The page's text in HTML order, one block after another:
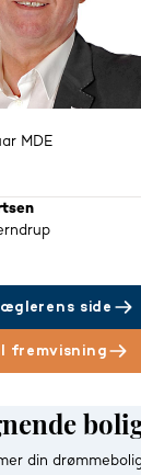
MDE
side
fremvisning
din